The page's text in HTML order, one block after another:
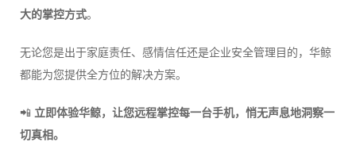
大的掌控方式。
无论您是出于家庭责任、感情信任还是企业安全管理目的，华鲸
都能为您提供全方位的解决方案。
📲 立即体验华鲸，让您远程掌控每一台手机，悄无声息地洞察一
切真相。